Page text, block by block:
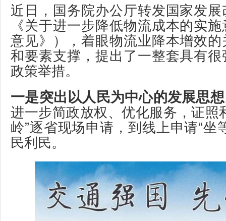
近日，国务院办公厅转发国家发
《关于进一步降低物流成本的实
意见》），着眼物流业降本增效
和要素支撑，提出了一整套具有
政策举措。
一是突出以人民为中心的发展思
进一步简政放权、优化服务，证照
岭”逐省现场申请，到线上申请“坐
民利民。